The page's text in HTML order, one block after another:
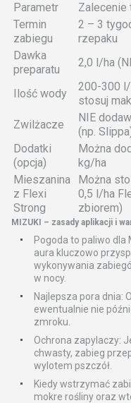
Parametr
Zalecenie
Termin
zabiegu
2 – 3
rzepaku
Dawka
preparatu
2,0 l/ha
Ilość wody
200-300 l/
stosuj
Zwilżacze
NIE
(np.
Dodatki
(opcja)
Można
kg/ha
Mieszanina
z Flexi
Strong
Można
0,5 l/ha
zbiorem)
MIZUKI – zasady aplikacji i
Pogoda to paliwo dla
aura kluczowo
wykonywania
w nocy.
Najlepsza pora dnia:
ewentualnie nie
zmroku.
Ochrona zapylaczy:
chwasty, zabieg
wylotem pszczół.
Kiedy wstrzymać
mokre rośliny oraz